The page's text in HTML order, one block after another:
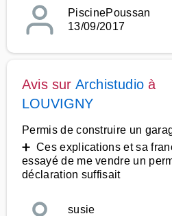
PiscinePoussan
13/09/2017
Avis sur Archistudio à
LOUVIGNY
Permis de construire un
➕ Ces explications et sa
essayé de me vendre un
déclaration suffisait
susie